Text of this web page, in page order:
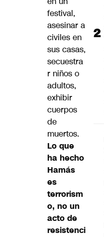
festival,
asesinar a
civiles en
sus casas,
secuestra
r niños o
adultos,
exhibir
cuerpos
de
muertos.
Lo que
ha hecho
Hamás
es
terrorism
o, no un
acto de
resistenci